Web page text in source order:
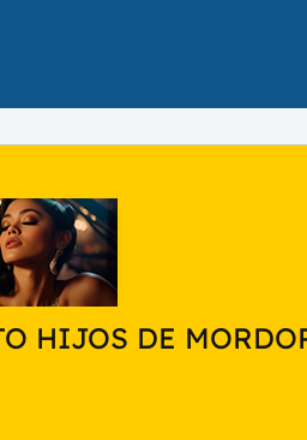
HIJOS DE